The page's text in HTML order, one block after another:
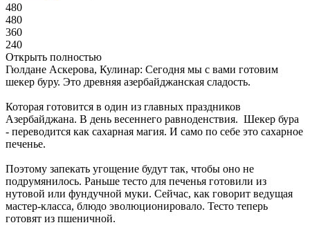
480
480
360
240
Открыть полностью
Гюлдане Аскерова, Кулинар: Сегодня мы с вами готовим
шекер буру. Это древняя азербайджанская сладость.
Которая готовится в один из главных праздников
Азербайджана. В день весеннего равноденствия. Шекер бура
- переводится как сахарная магия. И само по себе это сахарное
печенье.
Поэтому запекать угощение будут так, чтобы оно не
подрумянилось. Раньше тесто для печенья готовили из
нутовой или фундучной муки. Сейчас, как говорит ведущая
мастер-класса, блюдо эволюционировало. Тесто теперь
готовят из пшеничной.